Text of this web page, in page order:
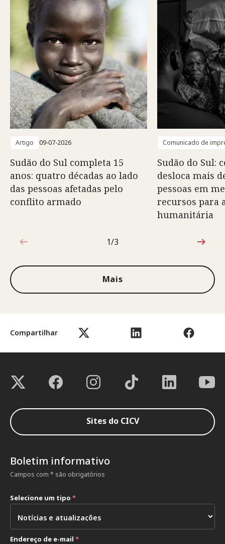
Compartilhar
Artigo 09-07-2026
Sudão do Sul completa 15
anos: quatro décadas ao lado
das pessoas afetadas pelo
conflito armado
Comunicado de
Sudão do Sul:
desloca mais
pessoas em
recursos para
humanitária
1 de 3
1/3
Mais
Sites do CICV
Boletim informativo
Campos com * são obrigatórios
Selecione um tipo *
Endereço de e-mail *